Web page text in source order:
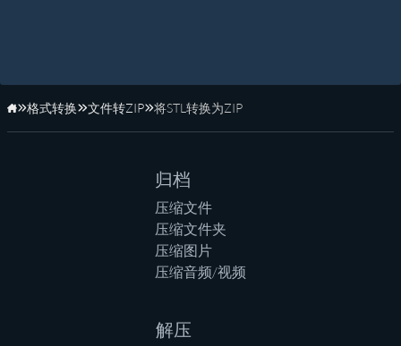
主页
格式转换 文件转ZIP 将STL转换为ZIP
归档
压缩文件
压缩文件夹
压缩图片
压缩音频/视频
解压